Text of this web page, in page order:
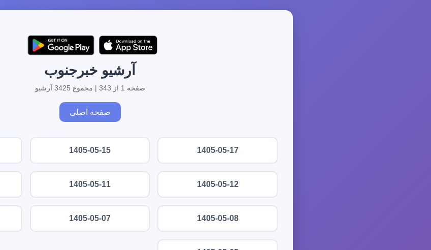
آرشیو خبرجنوب
صفحه 1 از 343 | مجموع 3425 آرشیو
صفحه اصلی
1405-05-17
1405-05-15
1405-05-12
1405-05-11
1405-05-08
1405-05-07